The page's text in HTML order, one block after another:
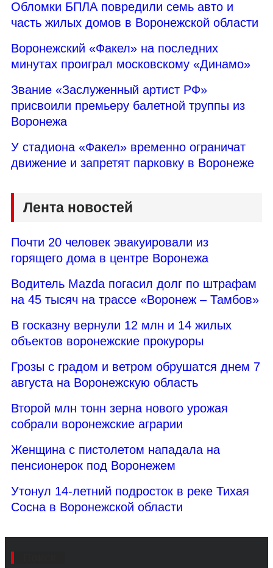
Обломки БПЛА повредили семь авто и
часть жилых домов в Воронежской области
Воронежский «Факел» на последних
минутах проиграл московскому «Динамо»
Звание «Заслуженный артист РФ»
присвоили премьеру балетной труппы из
Воронежа
У стадиона «Факел» временно ограничат
движение и запретят парковку в Воронеже
Лента новостей
Почти 20 человек эвакуировали из
горящего дома в центре Воронежа
Водитель Mazda погасил долг по штрафам
на 45 тысяч на трассе «Воронеж – Тамбов»
В госказну вернули 12 млн и 14 жилых
объектов воронежские прокуроры
Грозы с градом и ветром обрушатся днем 7
августа на Воронежскую область
Второй млн тонн зерна нового урожая
собрали воронежские аграрии
Женщина с пистолетом нападала на
пенсионерок под Воронежем
Утонул 14-летний подросток в реке Тихая
Сосна в Воронежской области